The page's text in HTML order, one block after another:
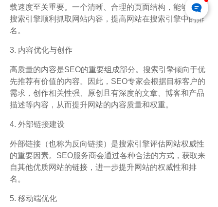
载速度至关重要。一个清晰、合理的页面结构，能够确保
搜索引擎顺利抓取网站内容，提高网站在搜索引擎中的排
名。
3. 内容优化与创作
高质量的内容是SEO的重要组成部分。搜索引擎倾向于优
先推荐有价值的内容。因此，SEO专家会根据目标客户的
需求，创作相关性强、原创且有深度的文章、博客和产品
描述等内容，从而提升网站的内容质量和权重。
4. 外部链接建设
外部链接（也称为反向链接）是搜索引擎评估网站权威性
的重要因素。SEO服务商会通过各种合法的方式，获取来
自其他优质网站的链接，进一步提升网站的权威性和排
名。
5. 移动端优化